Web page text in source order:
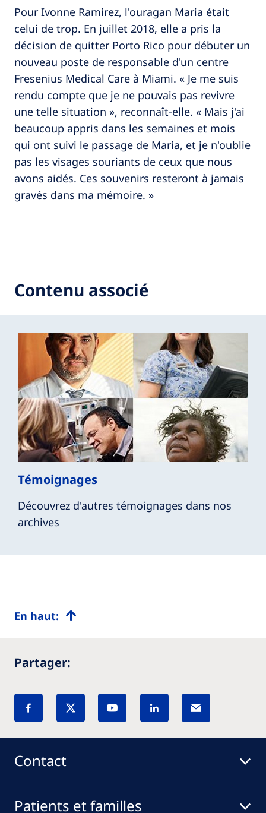
Pour Ivonne Ramirez, l'ouragan Maria était
celui de trop. En juillet 2018, elle a pris la
décision de quitter Porto Rico pour débuter un
nouveau poste de responsable d'un centre
Fresenius Medical Care à Miami. « Je me suis
rendu compte que je ne pouvais pas revivre
une telle situation », reconnaît-elle. « Mais j'ai
beaucoup appris dans les semaines et mois
qui ont suivi le passage de Maria, et je n'oublie
pas les visages souriants de ceux que nous
avons aidés. Ces souvenirs resteront à jamais
gravés dans ma mémoire. »
Contenu associé
Témoignages
Découvrez d'autres témoignages dans nos
archives
En haut:
Partager:
Patients et familles
Contact